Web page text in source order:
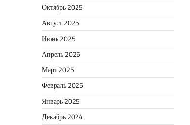
Октябрь 2025
Август 2025
Июнь 2025
Апрель 2025
Март 2025
Февраль 2025
Январь 2025
Декабрь 2024